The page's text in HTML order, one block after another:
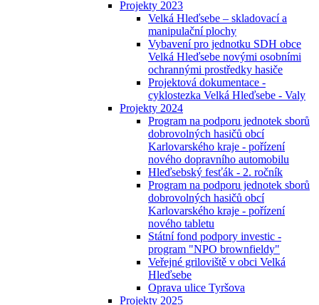
Projekty 2023
Velká Hleďsebe – skladovací a
manipulační plochy
Vybavení pro jednotku SDH obce
Velká Hleďsebe novými osobními
ochrannými prostředky hasiče
Projektová dokumentace -
cyklostezka Velká Hleďsebe - Valy
Projekty 2024
Program na podporu jednotek sborů
dobrovolných hasičů obcí
Karlovarského kraje - pořízení
nového dopravního automobilu
Hleďsebský fesťák - 2. ročník
Program na podporu jednotek sborů
dobrovolných hasičů obcí
Karlovarského kraje - pořízení
nového tabletu
Státní fond podpory investic -
program "NPO brownfieldy"
Veřejné griloviště v obci Velká
Hleďsebe
Oprava ulice Tyršova
Projekty 2025